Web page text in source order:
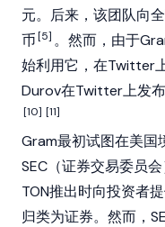
元。后来，该团队向
币[5] 。然而，由于
始利用它，在Twitter
Durov在Twitter上发
[10] [11]
Gram最初试图在美国
SEC（证券交易委员
TON推出时向投资者
归类为证券。然而，